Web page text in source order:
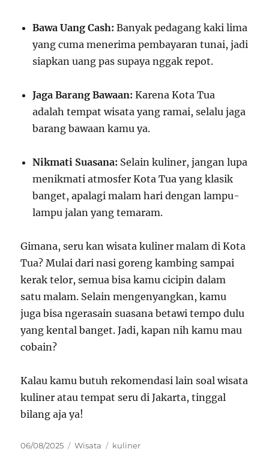
Bawa Uang Cash: Banyak pedagang kaki lima
yang cuma menerima pembayaran tunai, jadi
siapkan uang pas supaya nggak repot.
Jaga Barang Bawaan: Karena Kota Tua
adalah tempat wisata yang ramai, selalu jaga
barang bawaan kamu ya.
Nikmati Suasana: Selain kuliner, jangan lupa
menikmati atmosfer Kota Tua yang klasik
banget, apalagi malam hari dengan lampu-
lampu jalan yang temaram.
Gimana, seru kan wisata kuliner malam di Kota
Tua? Mulai dari nasi goreng kambing sampai
kerak telor, semua bisa kamu cicipin dalam
satu malam. Selain mengenyangkan, kamu
juga bisa ngerasain suasana betawi tempo dulu
yang kental banget. Jadi, kapan nih kamu mau
cobain?
Kalau kamu butuh rekomendasi lain soal wisata
kuliner atau tempat seru di Jakarta, tinggal
bilang aja ya!
Posted
06/08/2025 Categories
Wisata Tags
kuliner